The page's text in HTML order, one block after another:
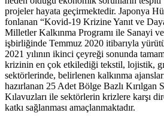
projeler hayata geçirmektedir. Japonya
fonlanan “Kovid-19 Krizine Yanıt ve
Milletler Kalkınma Programı ile Sanayi
işbirliğinde Temmuz 2020 itibarıyla
2021 yılının ikinci çeyreği sonunda
krizinin en çok etkilediği tekstil, lojistik,
sektörlerinde, belirlenen kalkınma
hazırlanan 25 Adet Bölge Bazlı
Kılavuzları ile sektörlerin krizlere karşı
katkı sağlanması amaçlanmaktadır.